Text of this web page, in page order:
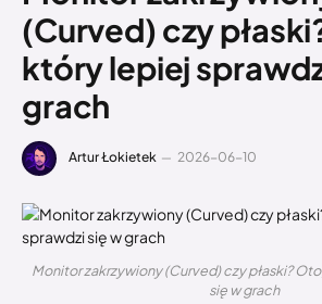
(Curved) czy
który lepiej
grach
Artur Łokietek 2026-06-10
Monitor zakrzywiony (Curved) czy płaski?
się w grach